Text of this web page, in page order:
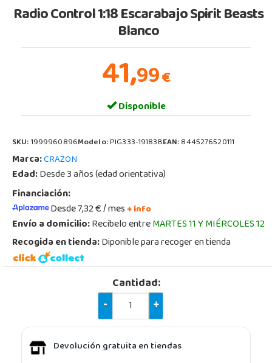
Radio Control 1:18 Escarabajo Spirit Beasts
Blanco
41,99€
Disponible
SKU:1999960896Modelo:PIG333-19183BEAN:8445276520111
Marca:CRAZON
Edad:Desde 3 años (edad orientativa)
Financiación:
Desde 7,32 € / mes+ info
Envío a domicilio:Recíbelo entreMARTES 11 Y MIÉRCOLES 12
Recogida en tienda:Diponible para recoger en tienda
Cantidad:
-
+
Devolución gratuita en tiendas